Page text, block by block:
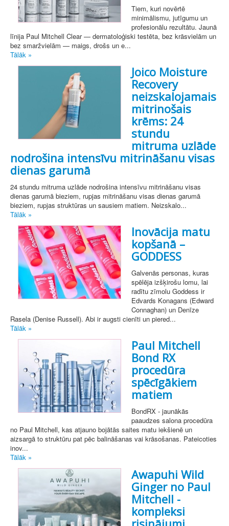
Tiem, kuri novērtē
minimālismu, jutīgumu un
profesionālu rezultātu. Jaunā
līnija Paul Mitchell Clear — dermatoloģiski testēta, bez krāsvielām un
bez smaržvielām — maigs, drošs un e...
Tālāk »
Joico Moisture
Recovery
neizskalojamais
mitrinošais
krēms: 24
stundu
mitruma uzlāde
nodrošina intensīvu mitrināšanu visas
dienas garumā
24 stundu mitruma uzlāde nodrošina intensīvu mitrināšanu visas
dienas garumā bieziem, rupjas mitrināšanu visas dienas garumā
bieziem, rupjas struktūras un sausiem matiem. Neizskalo...
Tālāk »
Inovācija matu
kopšanā –
GODDESS
Galvenās personas, kuras
spēlēja izšķirošu lomu, lai
radītu zīmolu Goddess ir
Edvards Konagans (Edward
Connaghan) un Denīze
Rasela (Denise Russell). Abi ir augsti cienīti un piered...
Tālāk »
Paul Mitchell
Bond RX
procedūra
spēcīgākiem
matiem
BondRX - jaunākās
paaudzes salona procedūra
no Paul Mitchell, kas atjauno bojātās saites matu iekšienē un
aizsargā to struktūru pat pēc balināšanas vai krāsošanas. Pateicoties
inov...
Tālāk »
Awapuhi Wild
Ginger no Paul
Mitchell -
kompleksi